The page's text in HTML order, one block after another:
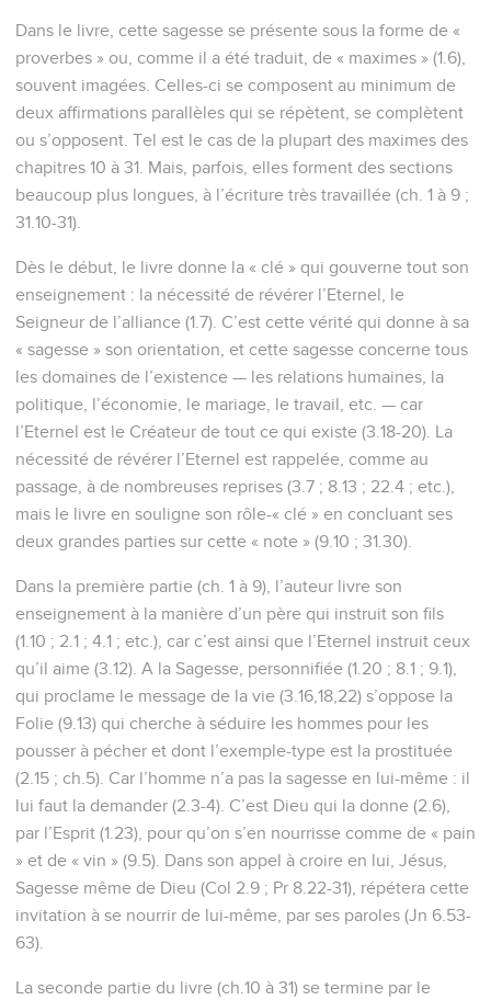
Dans le livre, cette sagesse se présente sous la forme de «
proverbes » ou, comme il a été traduit, de « maximes » (1.6),
souvent imagées. Celles-ci se composent au minimum de
deux affirmations parallèles qui se répètent, se complètent
ou s’opposent. Tel est le cas de la plupart des maximes des
chapitres 10 à 31. Mais, parfois, elles forment des sections
beaucoup plus longues, à l’écriture très travaillée (ch. 1 à 9 ;
31.10-31).
Dès le début, le livre donne la « clé » qui gouverne tout son
enseignement : la nécessité de révérer l’Eternel, le
Seigneur de l’alliance (1.7). C’est cette vérité qui donne à sa
« sagesse » son orientation, et cette sagesse concerne tous
les domaines de l’existence — les relations humaines, la
politique, l’économie, le mariage, le travail, etc. — car
l’Eternel est le Créateur de tout ce qui existe (3.18-20). La
nécessité de révérer l’Eternel est rappelée, comme au
passage, à de nombreuses reprises (3.7 ; 8.13 ; 22.4 ; etc.),
mais le livre en souligne son rôle-« clé » en concluant ses
deux grandes parties sur cette « note » (9.10 ; 31.30).
Dans la première partie (ch. 1 à 9), l’auteur livre son
enseignement à la manière d’un père qui instruit son fils
(1.10 ; 2.1 ; 4.1 ; etc.), car c’est ainsi que l’Eternel instruit ceux
qu’il aime (3.12). A la Sagesse, personnifiée (1.20 ; 8.1 ; 9.1),
qui proclame le message de la vie (3.16,18,22) s’oppose la
Folie (9.13) qui cherche à séduire les hommes pour les
pousser à pécher et dont l’exemple-type est la prostituée
(2.15 ; ch.5). Car l’homme n’a pas la sagesse en lui-même : il
lui faut la demander (2.3-4). C’est Dieu qui la donne (2.6),
par l’Esprit (1.23), pour qu’on s’en nourrisse comme de « pain
» et de « vin » (9.5). Dans son appel à croire en lui, Jésus,
Sagesse même de Dieu (Col 2.9 ; Pr 8.22-31), répétera cette
invitation à se nourrir de lui-même, par ses paroles (Jn 6.53-
63).
La seconde partie du livre (ch.10 à 31) se termine par le